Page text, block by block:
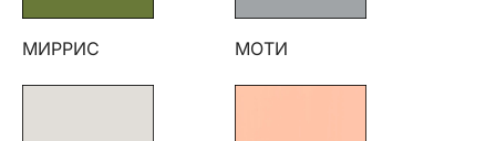
МИРРИС МОТИ